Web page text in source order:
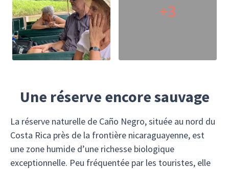
+3
Une réserve encore sauvage
La réserve naturelle de Caño Negro, située au nord du
Costa Rica près de la frontière nicaraguayenne, est
une zone humide d’une richesse biologique
exceptionnelle. Peu fréquentée par les touristes, elle